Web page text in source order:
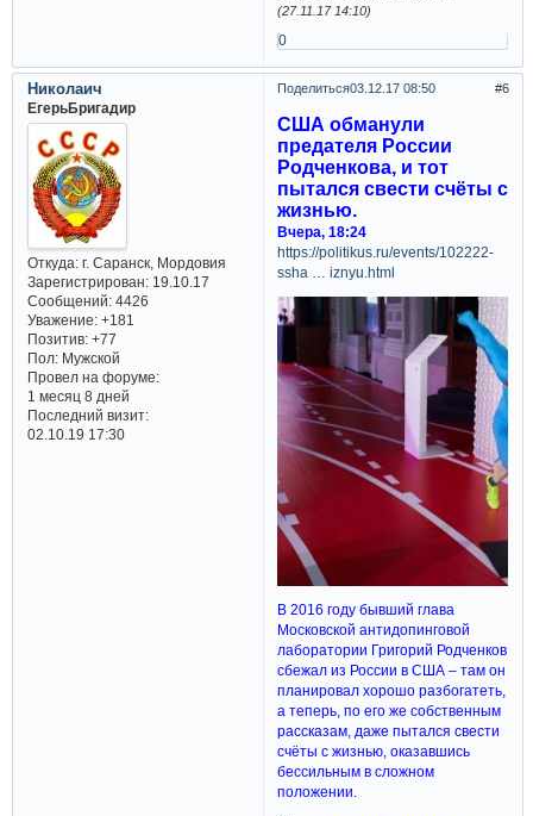
(27.11.17 14:10)
0
Поделиться 6
03.12.17 08:50
Николаич
ЕгерьБригадир
Откуда:г. Саранск, Мордовия
Зарегистрирован: 19.10.17
Сообщений:4426
Уважение: +181
Позитив: +77
Пол:Мужской
Провел на форуме:
1 месяц 8 дней
Последний визит:
02.10.19 17:30
США обманули
предателя России
Родченкова, и тот
пытался свести счёты с
жизнью.
Вчера, 18:24
https://politikus.ru/events/102222-
ssha … iznyu.html
В 2016 году бывший глава
Московской антидопинговой
лаборатории Григорий Родченков
сбежал из России в США – там он
планировал хорошо разбогатеть,
а теперь, по его же собственным
рассказам, даже пытался свести
счёты с жизнью, оказавшись
бессильным в сложном
положении.